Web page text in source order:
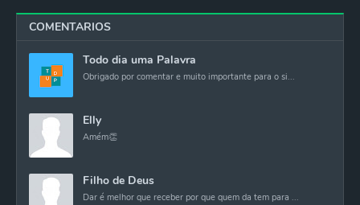
COMENTARIOS
Todo dia uma Palavra
Obrigado por comentar e muito importante para o si...
Elly
Amém👏
Filho de Deus
Dar é melhor que receber por que quem da tem para ...